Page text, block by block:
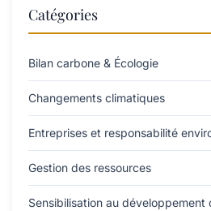
Catégories
Bilan carbone & Écologie
Changements climatiques
Entreprises et responsabilité
Gestion des ressources
Sensibilisation au développement